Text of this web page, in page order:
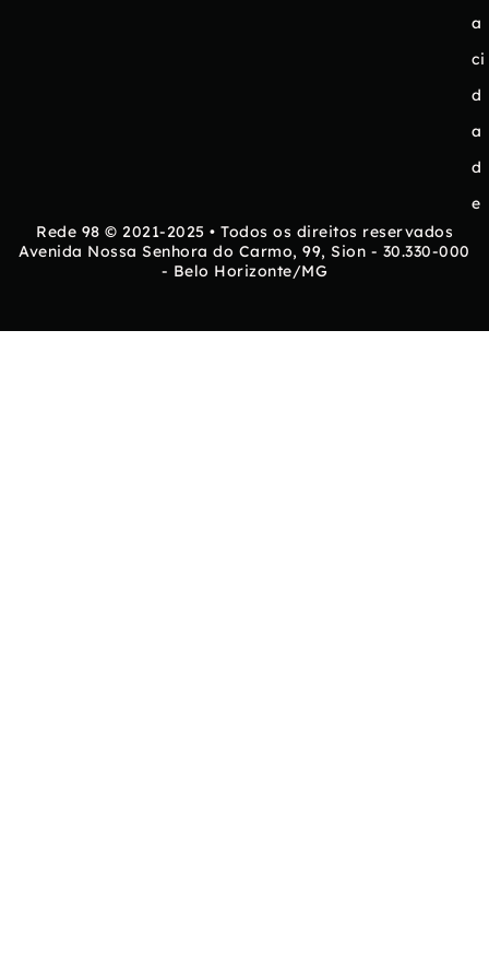
a
ci
d
a
d
e
Rede 98 © 2021-2025 • Todos os direitos reservados
Avenida Nossa Senhora do Carmo, 99, Sion - 30.330-000
- Belo Horizonte/MG